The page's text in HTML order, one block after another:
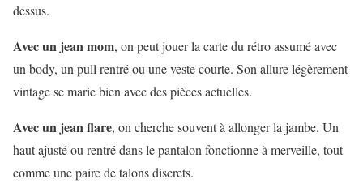
dessus.
Avec un jean mom, on peut jouer la carte du rétro assumé avec
un body, un pull rentré ou une veste courte. Son allure légèrement
vintage se marie bien avec des pièces actuelles.
Avec un jean flare, on cherche souvent à allonger la jambe. Un
haut ajusté ou rentré dans le pantalon fonctionne à merveille, tout
comme une paire de talons discrets.